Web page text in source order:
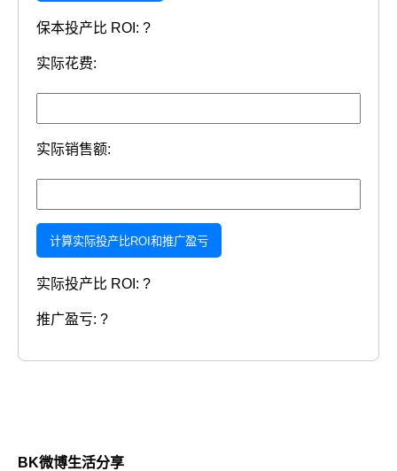
保本投产比 ROI: ?
实际花费:
实际销售额:
计算实际投产比ROI和推广盈亏
实际投产比 ROI: ?
推广盈亏: ?
BK微博生活分享